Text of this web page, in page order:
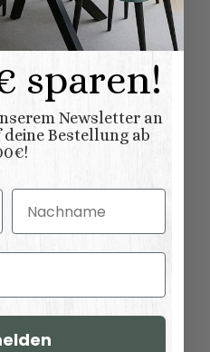
kg
kg
sparen!
Newsletter an
Bestellung ab
Nachname